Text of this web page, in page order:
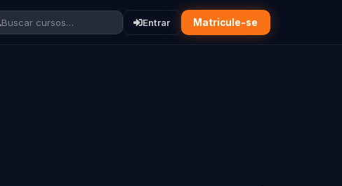
Buscar cursos… Entrar Matricule-se